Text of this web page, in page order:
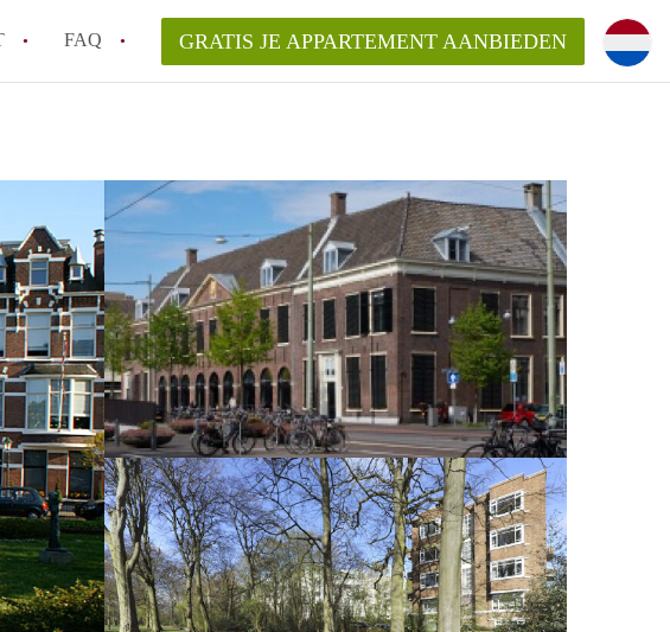
FAQ
reageren op een Appartement in Den Haag?
van Appartement-DenHaag?
DenHaag
GRATIS JE APPARTEMENT AANBIEDEN